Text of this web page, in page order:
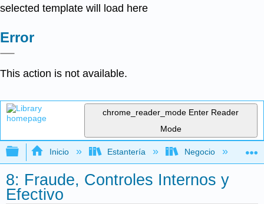
selected template will load here
Error
This action is not available.
chrome_reader_mode Enter Reader
Mode
Expandir/contraer jerarquía global
Inicio Estantería Negocio
8: Fraude, Controles Internos y
Efectivo